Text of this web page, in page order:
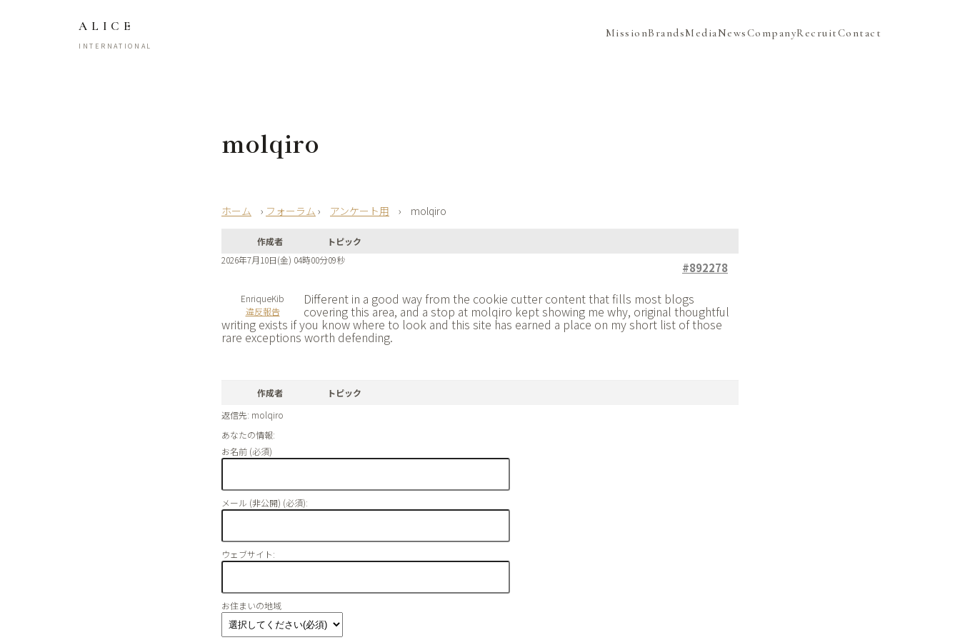
ALICE
INTERNATIONAL
MissionBrandsMediaNewsCompanyRecruitContact
molqiro
› フォーラム › アンケート用 › molqiro
作成者
トピック
2026年7月10日(金) 04時00分09秒
#892278
EnriqueKib
違反報告
Different in a good way from the cookie cutter content that fills most blogs
covering this area, and a stop at molqiro kept showing me why, original thoughtful
writing exists if you know where to look and this site has earned a place on my short list of those
rare exceptions worth defending.
作成者
トピック
返信先: molqiro
あなたの情報:
お名前 (必須)
メール (非公開) (必須):
ウェブサイト:
お住まいの地域